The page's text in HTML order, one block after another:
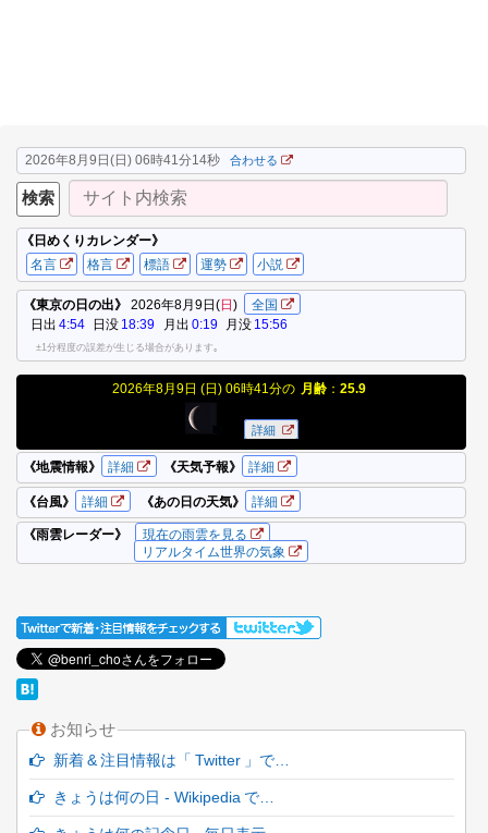
2026年8月9日(日) 06時41分15秒 合わせる
お知らせ
新着 & 注目情報は「 Twitter 」で…
きょうは何の日 - Wikipedia で…